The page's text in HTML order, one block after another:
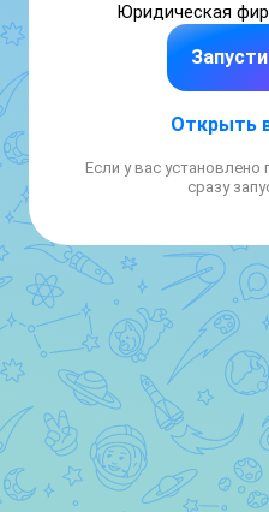
Юридическая
Открыть
Если у вас
сразу